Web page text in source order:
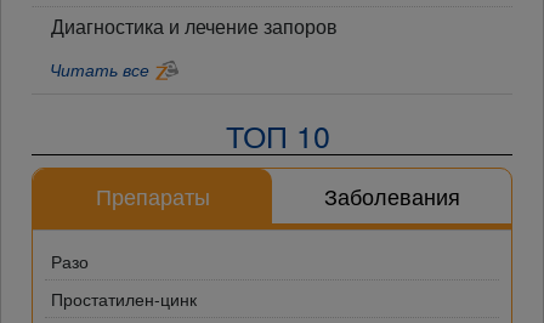
Диагностика и лечение запоров
Читать все
ТОП 10
Препараты Заболевания
Разо
Простатилен-цинк